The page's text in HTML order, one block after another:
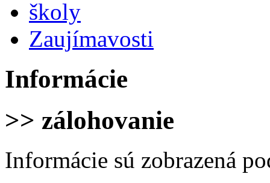
školy
Zaujímavosti
Informácie
>> zálohovanie
Informácie sú zobrazená